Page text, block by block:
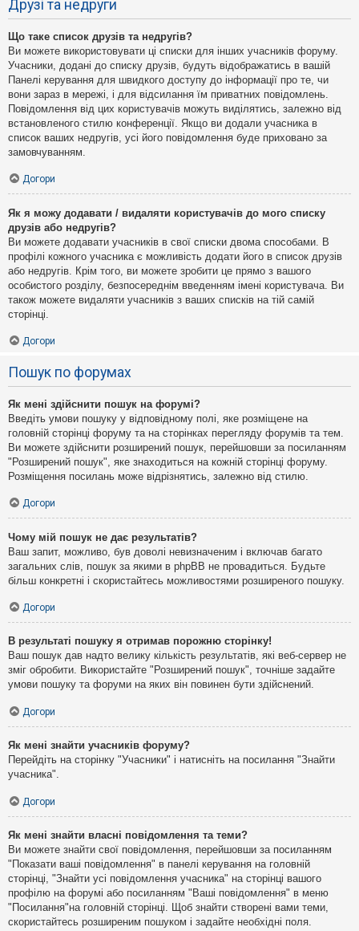
Друзі та недруги
Що таке список друзів та недругів?
Ви можете використовувати ці списки для інших учасників форуму.
Учасники, додані до списку друзів, будуть відображатись в вашій
Панелі керування для швидкого доступу до інформації про те, чи
вони зараз в мережі, і для відсилання їм приватних повідомлень.
Повідомлення від цих користувачів можуть виділятись, залежно від
встановленого стилю конференції. Якщо ви додали учасника в
список ваших недругів, усі його повідомлення буде приховано за
замовчуванням.
Догори
Як я можу додавати / видаляти користувачів до мого списку
друзів або недругів?
Ви можете додавати учасників в свої списки двома способами. В
профілі кожного учасника є можливість додати його в список друзів
або недругів. Крім того, ви можете зробити це прямо з вашого
особистого розділу, безпосереднім введенням імені користувача. Ви
також можете видаляти учасників з ваших списків на тій самій
сторінці.
Догори
Пошук по форумах
Як мені здійснити пошук на форумі?
Введіть умови пошуку у відповідному полі, яке розміщене на
головній сторінці форуму та на сторінках перегляду форумів та тем.
Ви можете здійснити розширений пошук, перейшовши за посиланням
"Розширений пошук", яке знаходиться на кожній сторінці форуму.
Розміщення посилань може відрізнятись, залежно від стилю.
Догори
Чому мій пошук не дає результатів?
Ваш запит, можливо, був доволі невизначеним і включав багато
загальних слів, пошук за якими в phpBB не провадиться. Будьте
більш конкретні і скористайтесь можливостями розширеного пошуку.
Догори
В результаті пошуку я отримав порожню сторінку!
Ваш пошук дав надто велику кількість результатів, які веб-сервер не
зміг обробити. Використайте "Розширений пошук", точніше задайте
умови пошуку та форуми на яких він повинен бути здійснений.
Догори
Як мені знайти учасників форуму?
Перейдіть на сторінку "Учасники" і натисніть на посилання "Знайти
учасника".
Догори
Як мені знайти власні повідомлення та теми?
Ви можете знайти свої повідомлення, перейшовши за посиланням
"Показати ваші повідомлення" в панелі керування на головній
сторінці, "Знайти усі повідомлення учасника" на сторінці вашого
профілю на форумі або посиланням "Ваші повідомлення" в меню
"Посилання"на головній сторінці. Щоб знайти створені вами теми,
скористайтесь розширеним пошуком і задайте необхідні поля.